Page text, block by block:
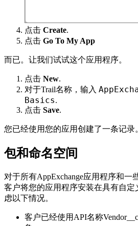
点击 Create.
点击 Go To My App
而已。让我们试试这个应用程序。
点击 New.
对于Trail名称，输入
Basics.
点击 Save.
您已经使用您的应用创建了一条记录
包和命名空间
对于所有AppExchange应用程序和一
客户将您的应用程序安装在具有自
虑以下情况。
客户已经使用API​​名称